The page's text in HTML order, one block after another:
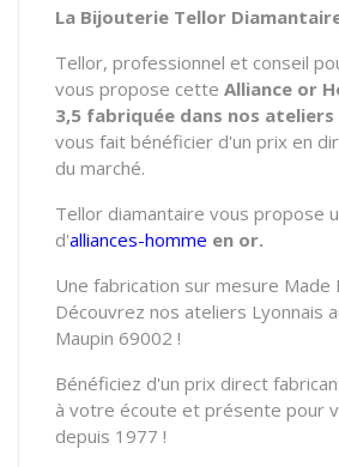
La Bijouterie Tellor
Tellor, professionnel et conseil
vous propose cette Alliance or
3,5 fabriquée dans nos ateliers
vous fait bénéficier d'un prix en
du marché.
Tellor diamantaire vous propose
d'alliances-homme en or.
Une fabrication sur mesure Made
Découvrez nos ateliers Lyonnais
Maupin 69002 !
Bénéficiez d'un prix direct
à votre écoute et présente pour
depuis 1977 !